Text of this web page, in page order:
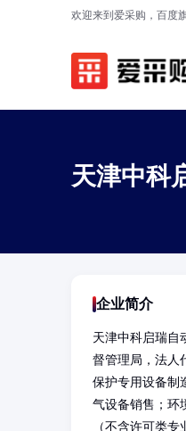
欢迎来到爱采购，百度
天津中科
企业简介
天津中科启瑞自
督管理局，法人
保护专用设备制
气设备销售；环
（不含许可类